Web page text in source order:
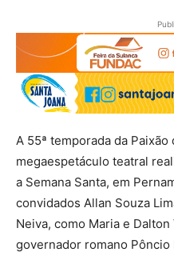
A 55ª temporada da
megaespetáculo teatral
a Semana Santa, em
convidados Allan Souza
Neiva, como Maria e
governador romano Pôncio